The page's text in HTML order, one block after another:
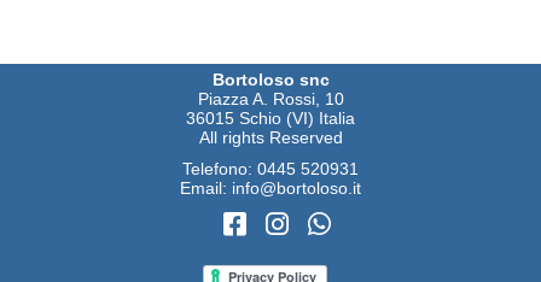
Bortoloso snc
Piazza A. Rossi, 10
36015 Schio (VI) Italia
All rights Reserved
Telefono: 0445 520931
Email: info@bortoloso.it